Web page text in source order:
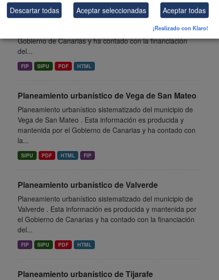
Planeamiento urbanístico de Vilaflor
Planeamiento urbanístico sistematizado del municipio de
Vilaflor . Esta información es producida y mantenida por el
Gobierno de Canarias y ha contado con la financiación
del...
FIP SIPU PDF HTML
Planeamiento urbanístico de Vega de San Mateo
Planeamiento urbanístico sistematizado del municipio de
Vega de San Mateo . Esta información es producida y
mantenida por el Gobierno de Canarias y ha contado con
la...
SIPU PDF HTML FIP
Planeamiento urbanístico de Valverde
Planeamiento urbanístico sistematizado del municipio de
Valverde . Esta información es producida y mantenida por
el Gobierno de Canarias y ha contado con la financiación
del...
FIP SIPU PDF HTML
Planeamiento urbanístico de Tijarafe
Descartar todas Aceptar seleccionadas Aceptar todas
¡Realizado con Klaro!